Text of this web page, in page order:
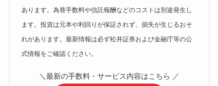
あります。為替手数料や信託報酬などのコストは別途発生し
ます。投資は元本や利回りが保証されず、損失が生じるおそ
れがあります。最新情報は必ず松井証券および金融庁等の公
式情報をご確認ください。
＼最新の手数料・サービス内容はこちら ／